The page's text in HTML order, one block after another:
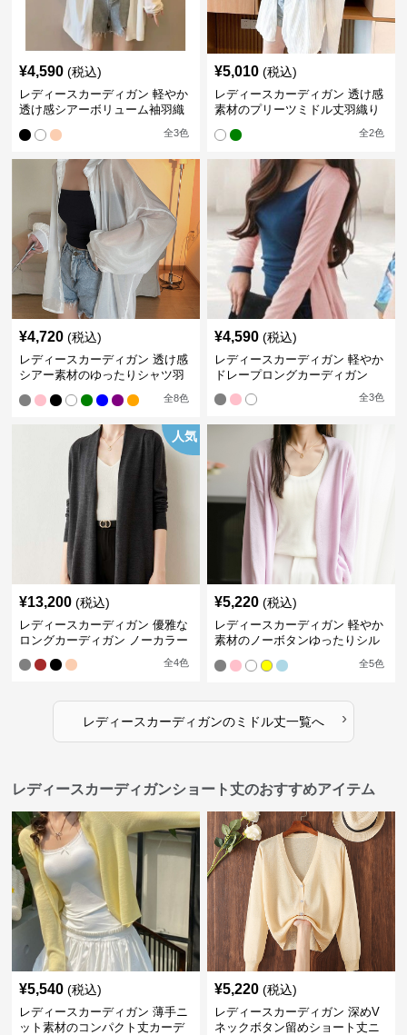
¥4,590 (税込)
レディースカーディガン 軽やか
透け感シアーボリューム袖羽織
全3色
¥5,010 (税込)
レディースカーディガン 透け感
素材のプリーツミドル丈羽織り
全2色
¥4,720 (税込)
レディースカーディガン 透け感
シアー素材のゆったりシャツ羽
全8色
¥4,590 (税込)
レディースカーディガン 軽やか
ドレープロングカーディガン
全3色
人気
¥13,200 (税込)
レディースカーディガン 優雅な
ロングカーディガン ノーカラー
全4色
¥5,220 (税込)
レディースカーディガン 軽やか
素材のノーボタンゆったりシル
全5色
レディースカーディガンのミドル丈一覧へ ›
レディースカーディガンショート丈のおすすめアイテム
¥5,540 (税込)
レディースカーディガン 薄手ニ
ット素材のコンパクト丈カーデ
¥5,220 (税込)
レディースカーディガン 深めV
ネックボタン留めショート丈ニ